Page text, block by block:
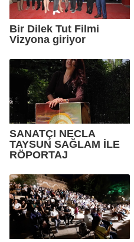
Bir Dilek Tut Filmi
Vizyona giriyor
SANATÇI NECLA
TAYSUN SAĞLAM İLE
RÖPORTAJ